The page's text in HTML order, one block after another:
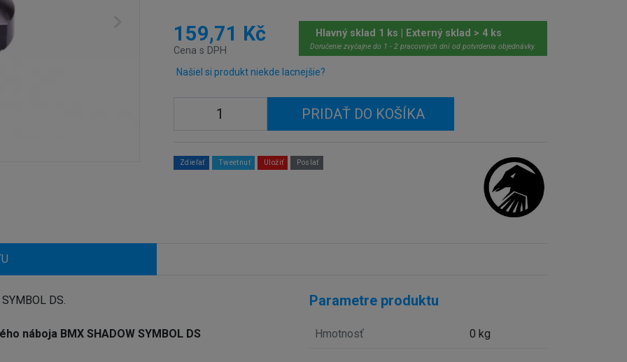
159,71 Kč
Cena s DPH
Hlavný sklad 1 ks | Externý sklad > 4 ks
Doručenie zvyčajne do 1 - 2 pracovných dní od potvrdenia objednávky.
Našiel si produkt niekde lacnejšie?
PRIDAŤ DO KOŠÍKA
Zdieľať Tweetnuť Uložiť Poslať
DS.
náboja BMX SHADOW SYMBOL DS
Parametre produktu
Hmotnosť 0 kg